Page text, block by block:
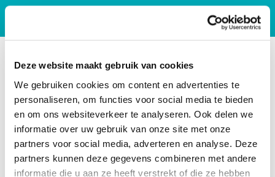
Deze website maakt gebruik van cookies
We gebruiken cookies om content en advertenties te
personaliseren, om functies voor social media te bieden
en om ons websiteverkeer te analyseren. Ook delen we
informatie over uw gebruik van onze site met onze
partners voor social media, adverteren en analyse. Deze
partners kunnen deze gegevens combineren met andere
informatie die u aan ze heeft verstrekt of die ze hebben